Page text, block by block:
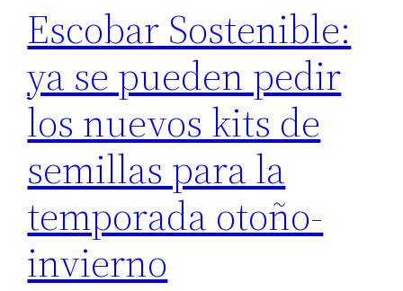
Escobar Sostenible:
ya se pueden pedir
los nuevos kits de
semillas para la
temporada otoño-
invierno